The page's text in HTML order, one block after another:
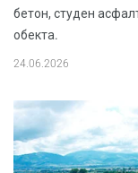
бетон, студен
обекта.
24.06.2026